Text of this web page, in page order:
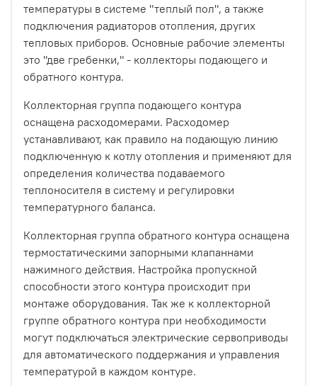
температуры в системе "теплый пол", а также
подключения радиаторов отопления, других
тепловых приборов. Основные рабочие элементы
это "две гребенки," - коллекторы подающего и
обратного контура.
Коллекторная группа подающего контура
оснащена расходомерами. Расходомер
устанавливают, как правило на подающую линию
подключенную к котлу отопления и применяют для
определения количества подаваемого
теплоносителя в систему и регулировки
температурного баланса.
Коллекторная группа обратного контура оснащена
термостатическими запорными клапаннами
нажимного действия. Настройка пропускной
способности этого контура происходит при
монтаже оборудования. Так же к коллекторной
группе обратного контура при необходимости
могут подключаться электрические сервоприводы
для автоматического поддержания и управления
температурой в каждом контуре.